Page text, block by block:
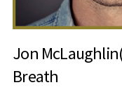
Jon
Breath